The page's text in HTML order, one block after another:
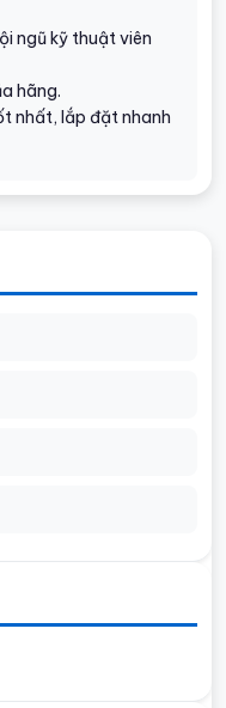
ngũ kỹ thuật viên
hãng.
nhất, lắp đặt nhanh